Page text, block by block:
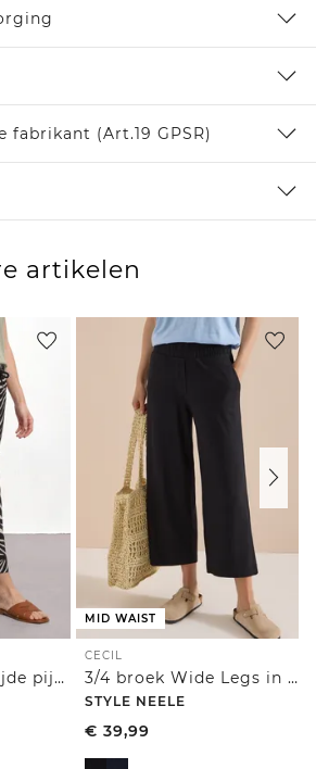
fabrikant (Art.19 GPSR)
artikelen
7/8 broek met wijde pijpen in Loose Fit
MID WAIST
CECIL
3/4 broek Wide Legs in casual pasvorm
STYLE NEELE
€ 39,99